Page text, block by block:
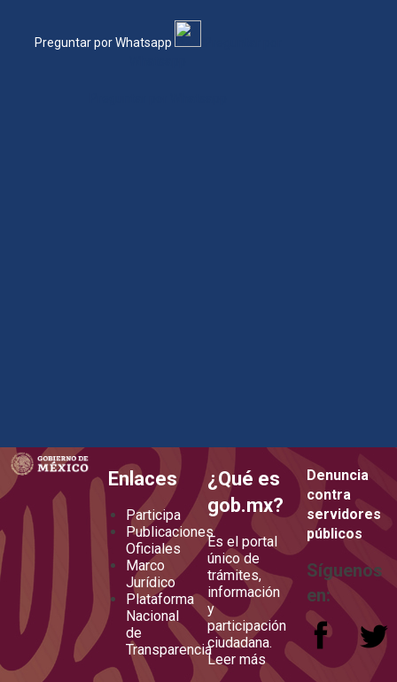
Preguntar por Whatsapp
how to embed google map in website
Enlaces
Participa
Publicaciones
Oficiales
Marco
Jurídico
Plataforma
Nacional
de
Transparencia
¿Qué es
gob.mx?
Es el portal
único de
trámites,
información
y
participación
ciudadana.
Leer más
Denuncia
contra
servidores
públicos
Síguenos
en: